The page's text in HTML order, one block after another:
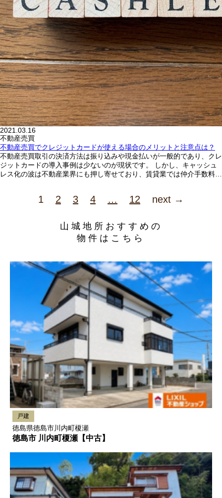
2021.03.16
不動産売買
不動産売買でクレジットカードが使える場合のメリットと注意点は？
不動産売買取引の決済方法は振り込みや現金払いが一般的であり、クレ
ジットカードの導入事例は少ないのが現状です。 しかし、キャッシュ
レス化の波は不動産業界にも押し寄せており、賃貸業では仲介手数料…
1 2 3 4 … 12 next →
山城地所おすすめの
物件はこちら
戸建
徳島県徳島市川内町榎瀬
徳島市 川内町榎瀬【中古】